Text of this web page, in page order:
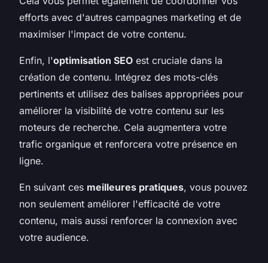
efforts avec d'autres campagnes marketing et de
maximiser l'impact de votre contenu.
Enfin, l'optimisation SEO est cruciale dans la
création de contenu. Intégrez des mots-clés
pertinents et utilisez des balises appropriées pour
améliorer la visibilité de votre contenu sur les
moteurs de recherche. Cela augmentera votre
trafic organique et renforcera votre présence en
ligne.
En suivant ces meilleures pratiques, vous pouvez
non seulement améliorer l'efficacité de votre
contenu, mais aussi renforcer la connexion avec
votre audience.